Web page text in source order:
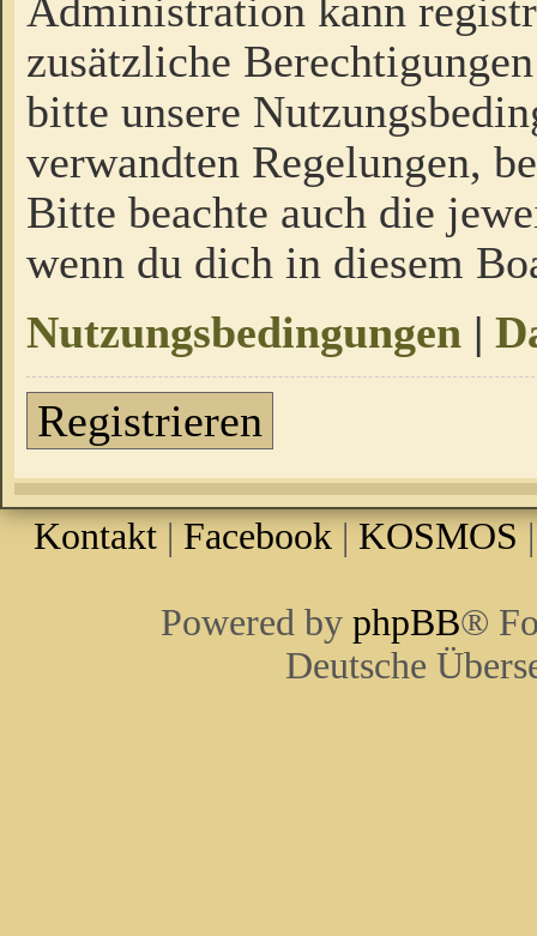
Administration kann
zusätzliche
bitte unsere
verwandten Regelungen,
Bitte beachte auch die
wenn du dich in diesem
Nutzungsbedingungen |
Registrieren
Kontakt | Facebook | KOSMOS
Powered by phpBB®
Deutsche